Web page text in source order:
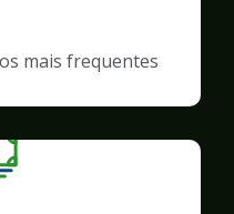
mais frequentes